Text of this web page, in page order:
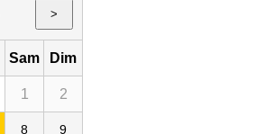
>
Sam Dim
1 2
8 9